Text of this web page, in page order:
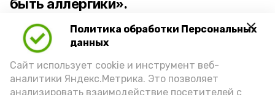
Политика обработки Персональных
данных
Сайт использует cookie и инструмент веб-
аналитики Яндекс.Метрика. Это позволяет
анализировать взаимодействие посетителей с
быть аллергики».
Для взрослого человека безопасной
порцией икры считается 30-50 граммов
(2-3 ложки). При этом следует обратить
внимание на хлеб, с которым она